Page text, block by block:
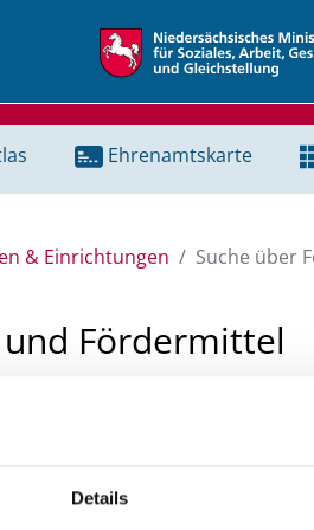
Details
Ehrenamtskarte
& Einrichtungen Suche über
Fördermittel
Projekt oder ein Vorhaben?